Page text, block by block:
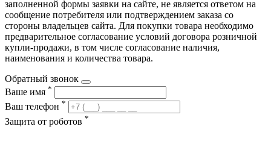
заполненной формы заявки на сайте, не является ответом на
сообщение потребителя или подтверждением заказа со
стороны владельцев сайта. Для покупки товара необходимо
предварительное согласование условий договора розничной
купли-продажи, в том числе согласование наличия,
наименования и количества товара.
Обратный звонок
Ваше имя *
Ваш телефон *
Защита от роботов *